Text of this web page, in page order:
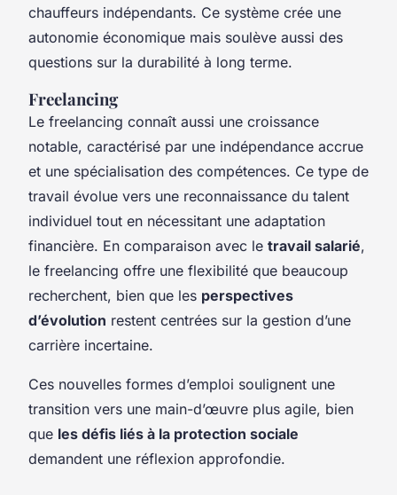
chauffeurs indépendants. Ce système crée une
autonomie économique mais soulève aussi des
questions sur la durabilité à long terme.
Freelancing
Le freelancing connaît aussi une croissance
notable, caractérisé par une indépendance accrue
et une spécialisation des compétences. Ce type de
travail évolue vers une reconnaissance du talent
individuel tout en nécessitant une adaptation
financière. En comparaison avec le travail salarié,
le freelancing offre une flexibilité que beaucoup
recherchent, bien que les perspectives
d’évolution restent centrées sur la gestion d’une
carrière incertaine.
Ces nouvelles formes d’emploi soulignent une
transition vers une main-d’œuvre plus agile, bien
que les défis liés à la protection sociale
demandent une réflexion approfondie.